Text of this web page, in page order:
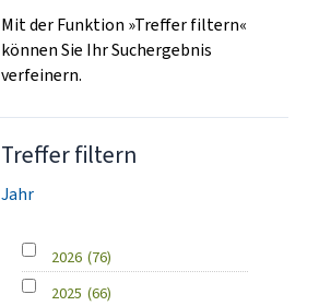
Mit der Funktion »Treffer filtern«
können Sie Ihr Suchergebnis
verfeinern.
Treffer filtern
Jahr
2026 (76)
2025 (66)